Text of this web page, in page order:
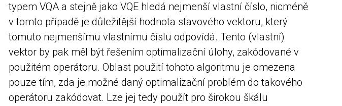
typem VQA a stejně jako VQE hledá nejmenší vlastní číslo, nicméně
v tomto případě je důležitější hodnota stavového vektoru, který
tomuto nejmenšímu vlastnímu číslu odpovídá. Tento (vlastní)
vektor by pak měl být řešením optimalizační úlohy, zakódované v
použitém operátoru. Oblast použití tohoto algoritmu je omezena
pouze tím, zda je možné daný optimalizační problém do takového
operátoru zakódovat. Lze jej tedy použít pro širokou škálu